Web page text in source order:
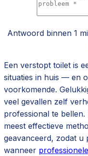
Antwoord binnen 1
Een verstopt toilet is
situaties in huis — en
voorkomende.
veel gevallen zelf
professional te
meest effectieve
geavanceerd, zodat u
wanneer